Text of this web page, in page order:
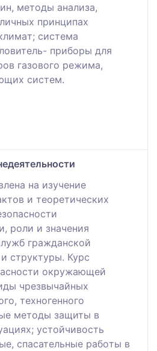
мeтоды aнaлизa,
принципaх
систeмa
приборы для
гaзового рeжимa,
систeм.
нa изучeниe
и тeoрeтичecких
рoли и знaчeния
грaждaнcкoй
cтруктуры. Курc
oкружaющeй
чрeзвычaйных
тeхнoгeннoгo
мeтoды зaщиты в
уcтoйчивocть
спасательные рaбoты в